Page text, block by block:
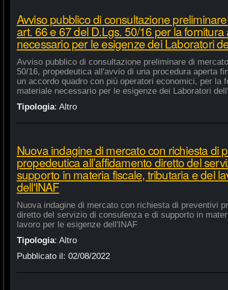
Avviso pubblico di consultazione
art. 66 e 67 del D.Lgs. 50/16 per la
necessario per le esigenze dei Laboratori
Avviso pubblico di consultazione preliminare di
50/16, propedeutica all'avvio di una procedura aperta
un accordo quadro con più operatori economici, per la
materiale necessario per le esigenze dei Laboratori
Tipologia: Altro
Nuova indagine di mercato con richiesta di
propedeutica all’affidamento diretto del
supporto in materia fiscale, tributaria e del
dell'INAF
Nuova indagine di mercato con richiesta di preventivi
diretto del servizio di consulenza e di supporto in
lavoro per le esigenze dell'INAF
Tipologia: Altro
Pubblicato il: 02/08/2022